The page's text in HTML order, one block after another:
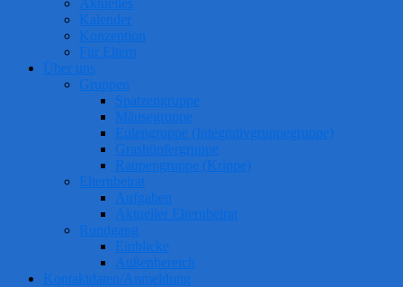
Kalender
Konzeption
Für Eltern
Über uns
Gruppen
Spatzengruppe
Mäusegruppe
Eulengruppe (Integrativgruppegruppe)
Grashüpfergruppe
Raupengruppe (Krippe)
Elternbeirat
Aufgaben
Aktueller Elternbeirat
Rundgang
Einblicke
Außenbereich
Kontaktdaten/Anmeldung